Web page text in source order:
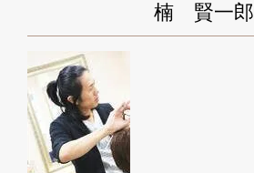
楠 賢一郎